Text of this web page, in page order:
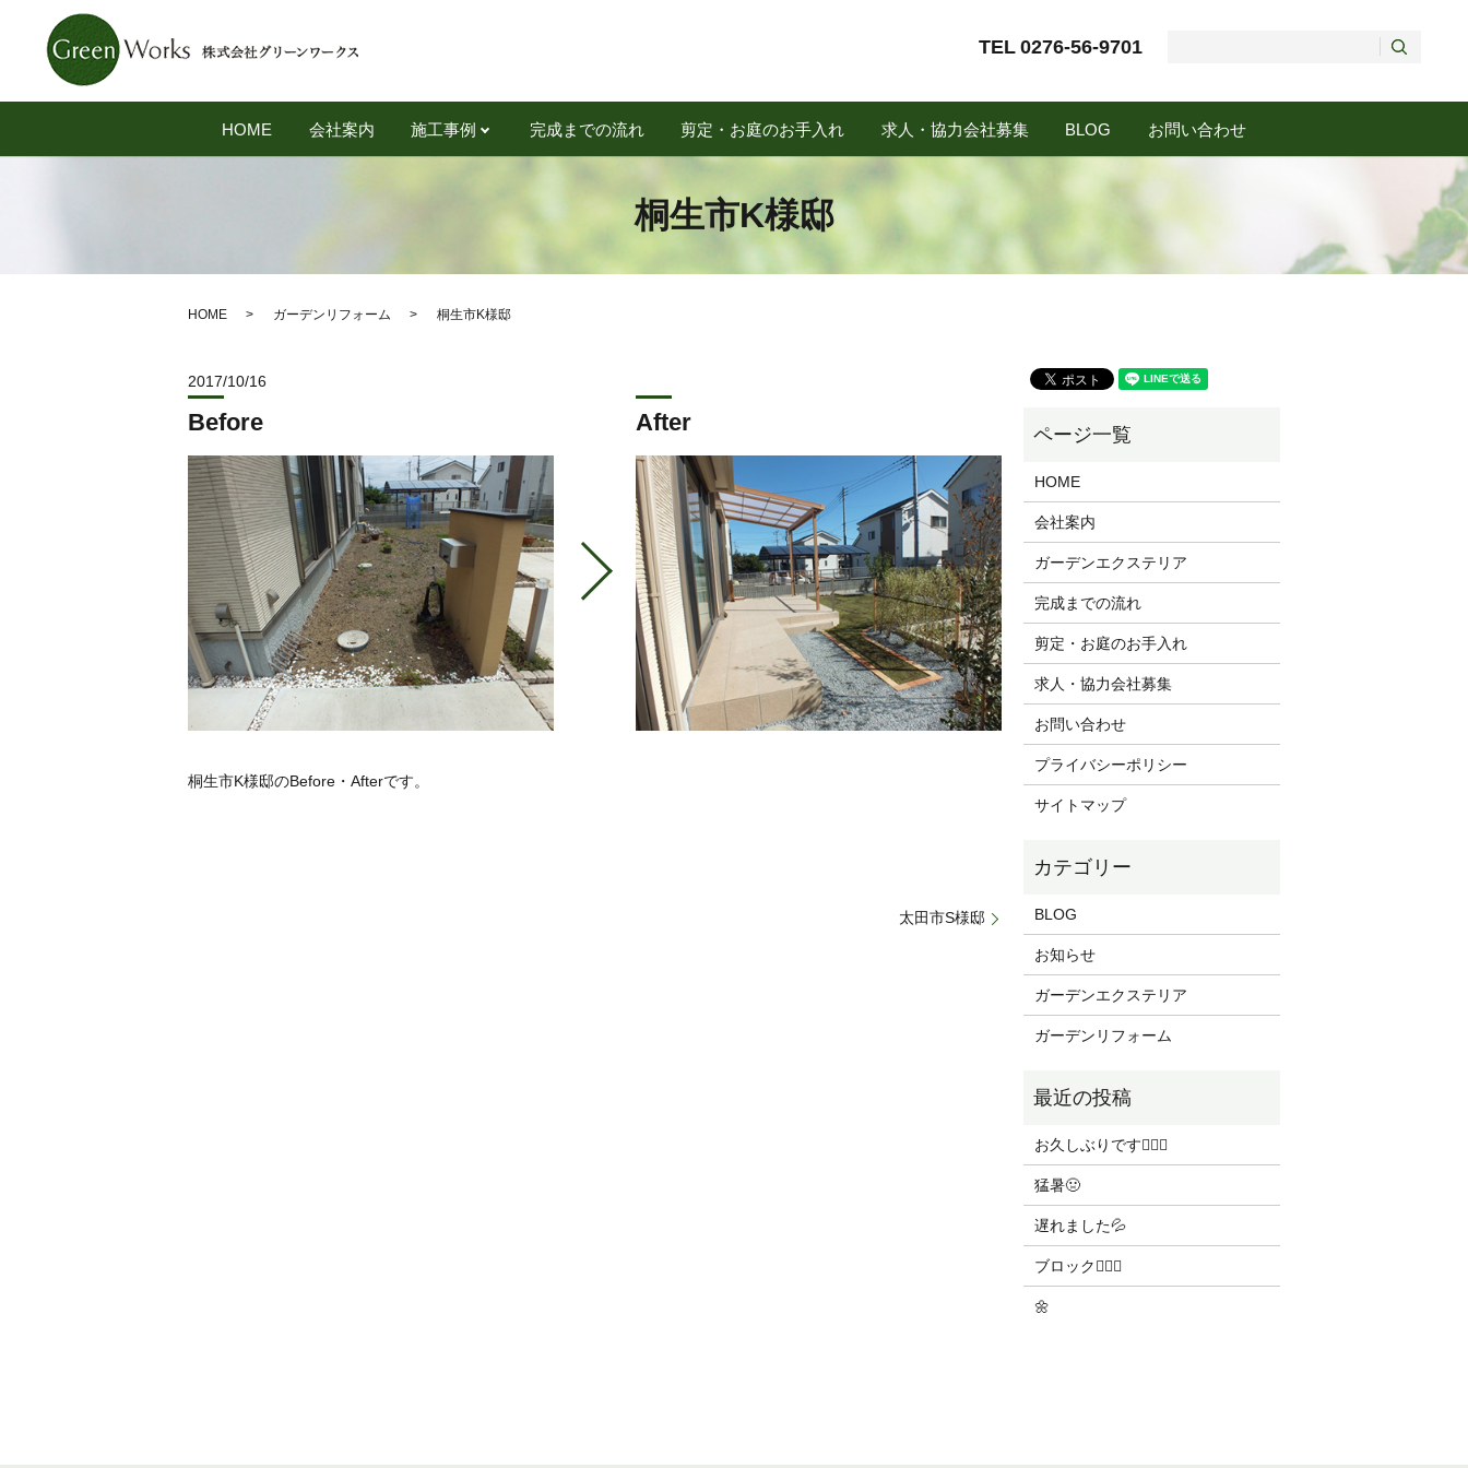
TEL 0276-56-9701
HOME 会社案内 施工事例 完成までの流れ 剪定・お庭のお手入れ 求人・協力会社募集 BLOG お問い合わせ
桐生市K様邸
HOME ガーデンリフォーム 桐生市K様邸
2017/10/16
Before After
桐生市K様邸のBefore・Afterです。
太田市S様邸
HOME
会社案内
ガーデンエクステリア
完成までの流れ
剪定・お庭のお手入れ
求人・協力会社募集
お問い合わせ
プライバシーポリシー
サイトマップ
BLOG
お知らせ
ガーデンエクステリア
ガーデンリフォーム
お久しぶりです🙇🏻‍♀️
猛暑🤢
遅れました💦
ブロック👷🏻‍♀️
🌼